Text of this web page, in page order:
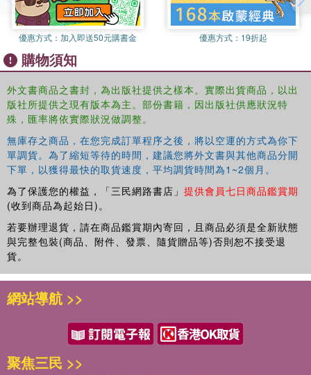
優惠方式： 加入即送50元購書金 優惠方式： 19折起
購物須知
外文書商品之書封，為出版社提供之樣本。實際出貨商品，以出
版社所提供之現有版本為主。部份書籍，因出版社供應狀況特
殊，匯率將依實際狀況做調整。
無庫存之商品，在您完成訂單程序之後，將以空運的方式為你下
單調貨。為了縮短等待的時間，建議您將外文書與其他商品分開
下單，以獲得最快的取貨速度，平均調貨時間為1~2個月。
為了保護您的權益，「三民網路書店」 提供會員七日商品鑑賞期
(收到商品為起始日)。
若要辦理退貨，請在商品鑑賞期內寄回，且商品必須是全新狀態
與完整包裝(商品、附件、發票、隨貨贈品等)否則恕不接受退
貨。
網站導航 >>
聚焦三民 >>